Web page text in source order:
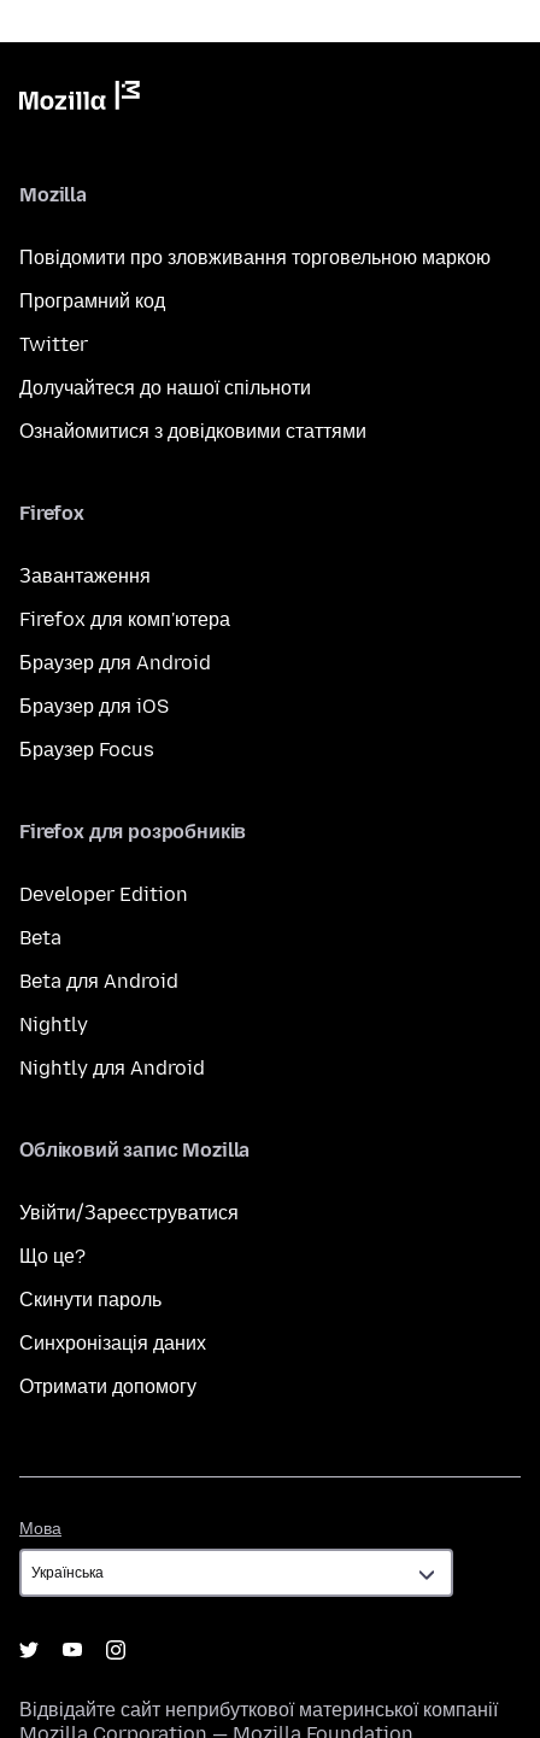
Mozilla
Повідомити про зловживання торговельною маркою
Програмний код
Twitter
Долучайтеся до нашої спільноти
Ознайомитися з довідковими статтями
Firefox
Завантаження
Firefox для комп'ютера
Браузер для Android
Браузер для iOS
Браузер Focus
Firefox для розробників
Developer Edition
Beta
Beta для Android
Nightly
Nightly для Android
Обліковий запис Mozilla
Увійти/Зареєструватися
Що це?
Скинути пароль
Синхронізація даних
Отримати допомогу
Мова
Відвідайте сайт неприбуткової материнської компанії